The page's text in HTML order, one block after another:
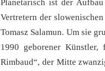
Planetarisch ist der
Vertretern der
Tomasz Salamun. Um sie
1990 geborener Künstler,
Rimbaud“, der Mitte